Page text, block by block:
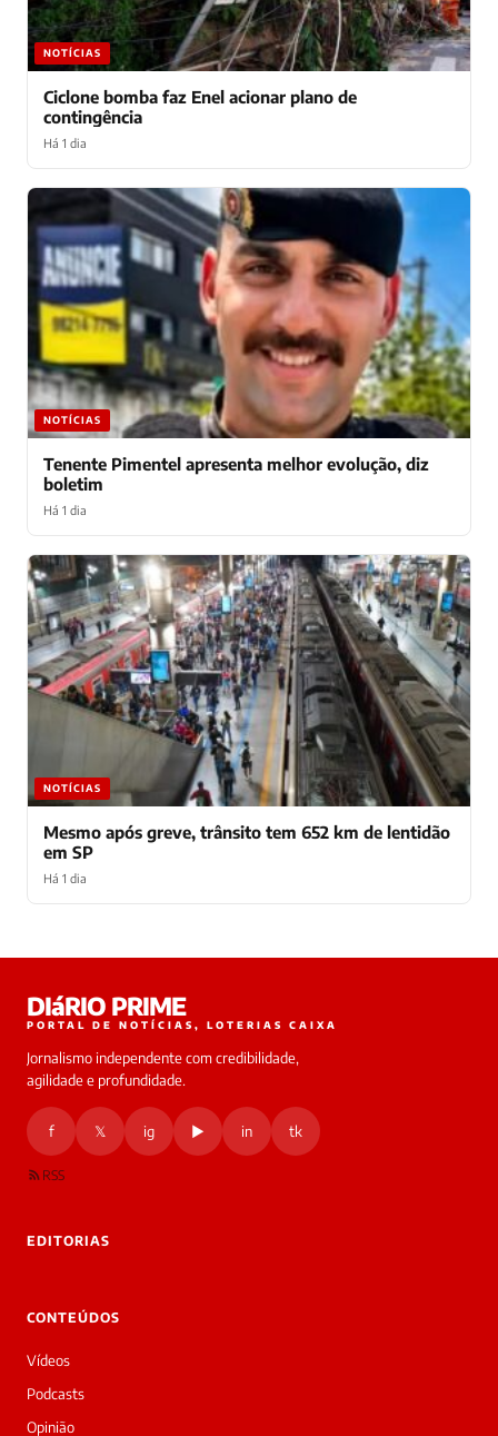
NOTÍCIAS
Ciclone bomba faz Enel acionar plano de
contingência
Há 1 dia
NOTÍCIAS
Tenente Pimentel apresenta melhor evolução, diz
boletim
Há 1 dia
NOTÍCIAS
Mesmo após greve, trânsito tem 652 km de lentidão
em SP
Há 1 dia
online
Boa
tarde!
Sou
a
DIáRIO PRIME
PORTAL DE NOTÍCIAS, LOTERIAS CAIXA
Jornalismo independente com credibilidade,
agilidade e profundidade.
f 𝕏 ig ▶ in tk
RSS
EDITORIAS
CONTEÚDOS
Vídeos
Podcasts
Opinião